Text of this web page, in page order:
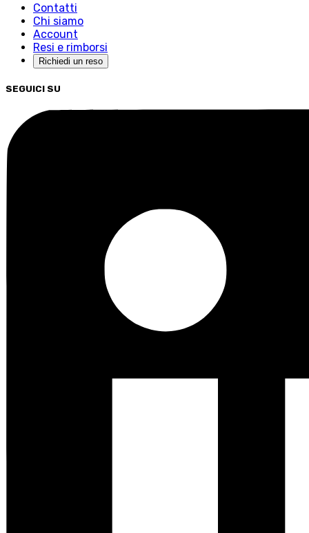
Contatti
Chi siamo
Account
Resi e rimborsi
Richiedi un reso
SEGUICI SU